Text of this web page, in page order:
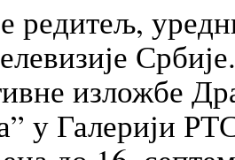
редитељ,
изложбе
у Галерији